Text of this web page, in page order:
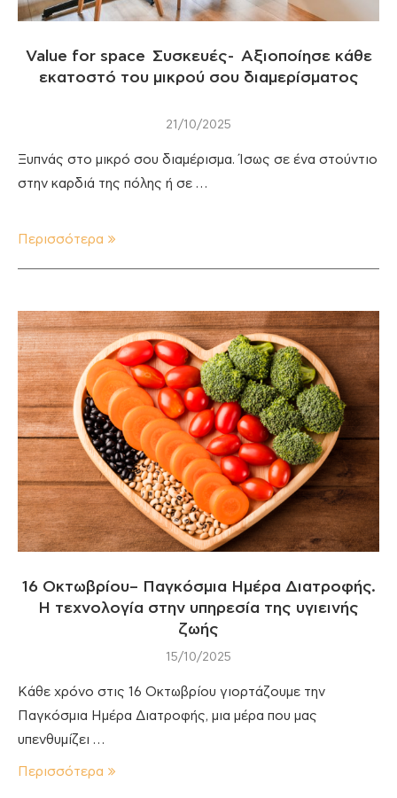
Value for space Συσκευές- Αξιοποίησε κάθε
εκατοστό του μικρού σου διαμερίσματος
21/10/2025
Ξυπνάς στο μικρό σου διαμέρισμα. Ίσως σε ένα στούντιο
στην καρδιά της πόλης ή σε …
Περισσότερα
16 Οκτωβρίου– Παγκόσμια Ημέρα Διατροφής.
Η τεχνολογία στην υπηρεσία της υγιεινής
ζωής
15/10/2025
Κάθε χρόνο στις 16 Οκτωβρίου γιορτάζουμε την
Παγκόσμια Ημέρα Διατροφής, μια μέρα που μας
υπενθυμίζει …
Περισσότερα